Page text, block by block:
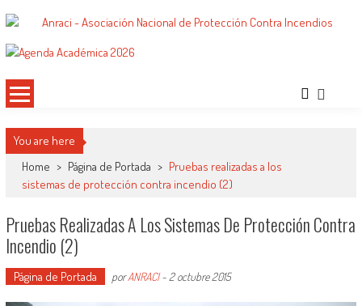
al
contenidoANRACI – Asociación Nacional de
Condiciones de Protección Contra Incendios para Nuestra Sociedad
You are here
Home > Página de Portada > Pruebas realizadas a los
sistemas de protección contra incendio (2)
Pruebas Realizadas A Los Sistemas De Protección Contra
Incendio (2)
Página de Portada porANRACI- 2 octubre 2015